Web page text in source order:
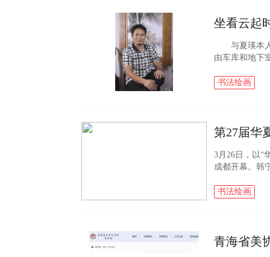
坐看云起
与夏瑛本人
由车库和地下
养猫、学
书法绘画
3月26日，以“
成都开幕。韩
华夏园丁大...
书法绘画
青海省美